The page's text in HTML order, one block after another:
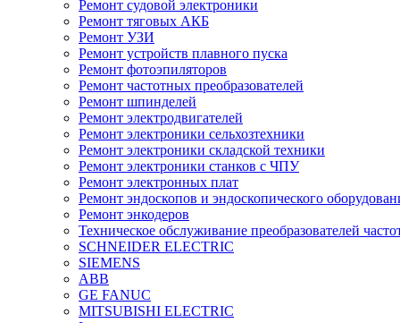
Ремонт судовой электроники
Ремонт тяговых АКБ
Ремонт УЗИ
Ремонт устройств плавного пуска
Ремонт фотоэпиляторов
Ремонт частотных преобразователей
Ремонт шпинделей
Ремонт электродвигателей
Ремонт электроники сельхозтехники
Ремонт электроники складской техники
Ремонт электроники станков с ЧПУ
Ремонт электронных плат
Ремонт эндоскопов и эндоскопического
Ремонт энкодеров
Техническое обслуживание преобразователей
SCHNEIDER ELECTRIC
SIEMENS
ABB
GE FANUC
MITSUBISHI ELECTRIC